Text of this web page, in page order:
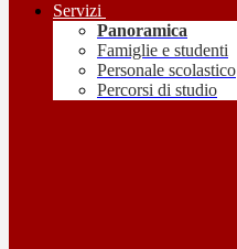
Servizi
Panoramica
Famiglie e studenti
Personale scolastico
Percorsi di studio